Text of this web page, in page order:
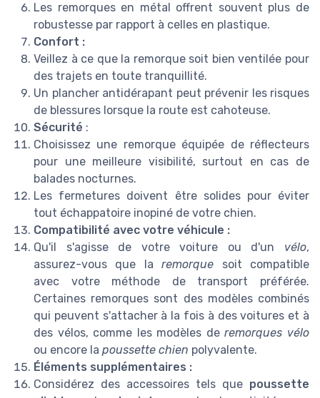
Les remorques en métal offrent souvent plus de
robustesse par rapport à celles en plastique.
Confort :
Veillez à ce que la remorque soit bien ventilée pour
des trajets en toute tranquillité.
Un plancher antidérapant peut prévenir les risques
de blessures lorsque la route est cahoteuse.
Sécurité :
Choisissez une remorque équipée de réflecteurs
pour une meilleure visibilité, surtout en cas de
balades nocturnes.
Les fermetures doivent être solides pour éviter
tout échappatoire inopiné de votre chien.
Compatibilité avec votre véhicule :
Qu'il s'agisse de votre voiture ou d'un vélo,
assurez-vous que laremorque soit compatible
avec votre méthode de transport préférée.
Certaines remorques sont des modèles combinés
qui peuvent s'attacher à la fois à des voitures et à
des vélos, comme les modèles deremorques vélo
ou encore la poussette chien polyvalente.
Éléments supplémentaires :
Considérez des accessoires tels que poussette